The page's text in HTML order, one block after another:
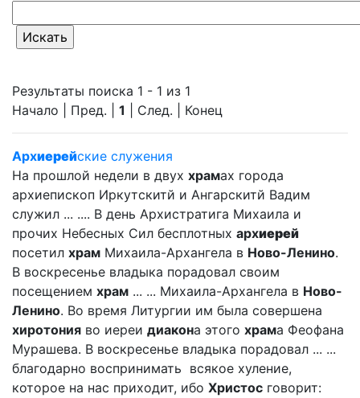
Результаты поиска 1 - 1 из 1
Начало | Пред. | 1 | След. | Конец
Архиерейские служения
На прошлой недели в двух храмах города
архиепископ Иркутскитй и Ангарскитй Вадим
служил ... .... В день Архистратига Михаила и
прочих Небесных Сил бесплотных архиерей
посетил храм Михаила-Архангела в Ново-Ленино.
В воскресенье владыка порадовал своим
посещением храм ... ... Михаила-Архангела в Ново-
Ленино. Во время Литургии им была совершена
хиротония во иереи диакона этого храма Феофана
Мурашева. В воскресенье владыка порадовал ... ...
благодарно воспринимать всякое хуление,
которое на нас приходит, ибо Христос говорит: